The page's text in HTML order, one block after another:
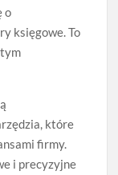
o
księgowe. To
które
firmy.
i precyzyjne